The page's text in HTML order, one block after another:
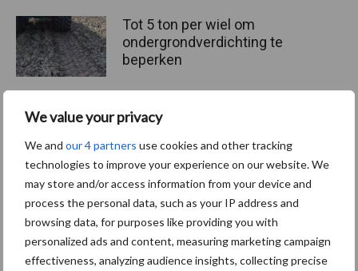
We value your privacy
We and our 4 partners use cookies and other tracking
technologies to improve your experience on our website. We
may store and/or access information from your device and
process the personal data, such as your IP address and
browsing data, for purposes like providing you with
personalized ads and content, measuring marketing campaign
effectiveness, analyzing audience insights, collecting precise
Tot 5 ton per wiel om
ondergrondverdichting te
beperken
Jaarverslag 2025 Royal A-
ware: omzet groeit,
nettoresultaat daalt
Themapagina's